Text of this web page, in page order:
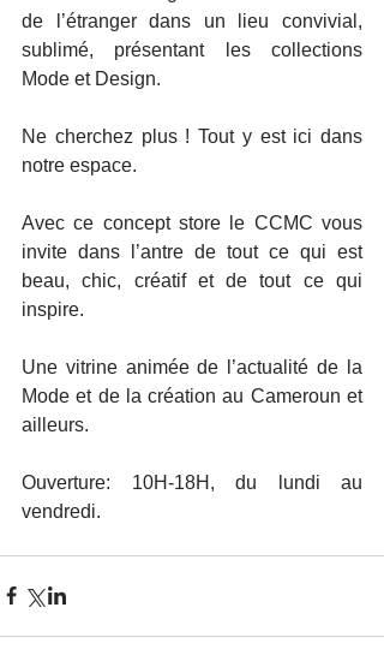
de l’étranger dans un lieu convivial,
sublimé, présentant les collections
Mode et Design.
Ne cherchez plus ! Tout y est ici dans
notre espace.
Avec ce concept store le CCMC vous
invite dans l’antre de tout ce qui est
beau, chic, créatif et de tout ce qui
inspire.
Une vitrine animée de l’actualité de la
Mode et de la création au Cameroun et
ailleurs.
Ouverture: 10H-18H, du lundi au
vendredi.